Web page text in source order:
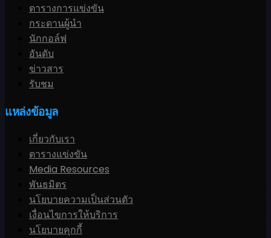
ตารางการแข่งขัน
กระดานผู้นำ
นักกอล์ฟ
อันดับ
ข่าวสาร
รับชม
แหล่งข้อมูล
เกี่ยวกับเรา
ตารางแข่งขัน
Media Resources
พันธมิตร
นโยบายความเป็นส่วนตัว
เงื่อนไขการให้บริการ
นโยบายคุกกี้